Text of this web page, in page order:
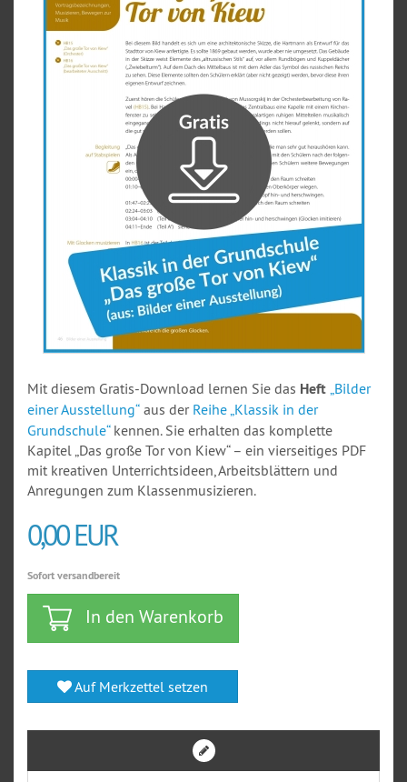
Mit diesem Gratis-Download lernen Sie das Heft „Bilder
einer Ausstellung“ aus der Reihe „Klassik in der
Grundschule“kennen. Sie erhalten das komplette
Kapitel „Das große Tor von Kiew“ – ein vierseitiges PDF
mit kreativen Unterrichtsideen, Arbeitsblättern und
Anregungen zum Klassenmusizieren.
0,00 EUR
Sofort versandbereit
In den Warenkorb
Auf Merkzettel setzen